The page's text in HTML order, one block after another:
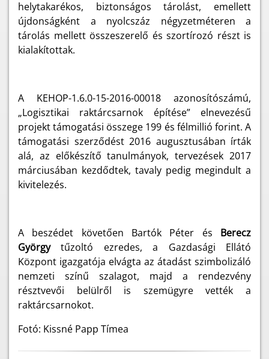
helytakarékos, biztonságos tárolást, emellett
újdonságként a nyolcszáz négyzetméteren a
tárolás mellett összeszerelő és szortírozó részt is
kialakítottak.
A KEHOP-1.6.0-15-2016-00018 azonosítószámú,
„Logisztikai raktárcsarnok építése” elnevezésű
projekt támogatási összege 199 és félmillió forint. A
támogatási szerződést 2016 augusztusában írták
alá, az előkészítő tanulmányok, tervezések 2017
márciusában kezdődtek, tavaly pedig megindult a
kivitelezés.
A beszédet követően Bartók Péter és Berecz
Györgytűzoltó ezredes, a Gazdasági Ellátó
Központ igazgatója elvágta az átadást szimbolizáló
nemzeti színű szalagot, majd a rendezvény
résztvevői belülről is szemügyre vették a
raktárcsarnokot.
Fotó: Kissné Papp Tímea